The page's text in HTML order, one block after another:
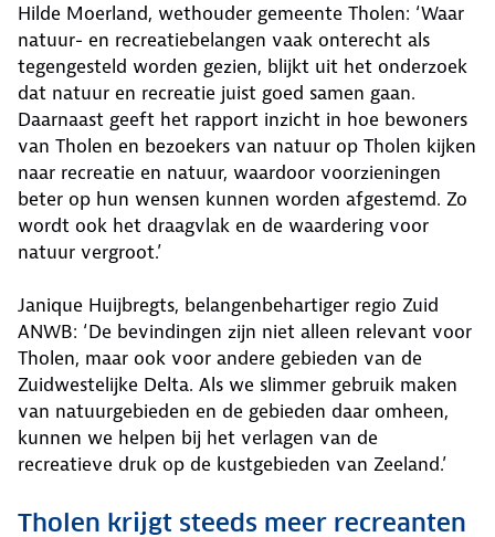
Hilde Moerland, wethouder gemeente Tholen: ‘Waar
natuur- en recreatiebelangen vaak onterecht als
tegengesteld worden gezien, blijkt uit het onderzoek
dat natuur en recreatie juist goed samen gaan.
Daarnaast geeft het rapport inzicht in hoe bewoners
van Tholen en bezoekers van natuur op Tholen kijken
naar recreatie en natuur, waardoor voorzieningen
beter op hun wensen kunnen worden afgestemd. Zo
wordt ook het draagvlak en de waardering voor
natuur vergroot.’
Janique Huijbregts, belangenbehartiger regio Zuid
ANWB: ‘De bevindingen zijn niet alleen relevant voor
Tholen, maar ook voor andere gebieden van de
Zuidwestelijke Delta. Als we slimmer gebruik maken
van natuurgebieden en de gebieden daar omheen,
kunnen we helpen bij het verlagen van de
recreatieve druk op de kustgebieden van Zeeland.’
Tholen krijgt steeds meer recreanten